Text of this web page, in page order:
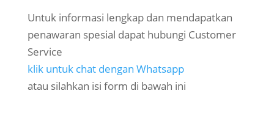
Untuk informasi lengkap dan mendapatkan
penawaran spesial dapat hubungi Customer
Service
klik untuk chat dengan Whatsapp
atau silahkan isi form di bawah ini